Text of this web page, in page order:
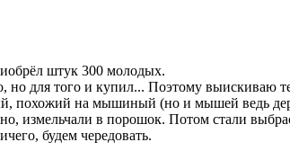
штук 300 молодых.
но для того и купил... Поэтому выискиваю
похожий на мышиный (но и мышей ведь
измельчали в порошок. Потом стали
будем чередовать.